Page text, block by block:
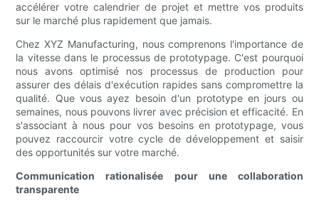
accélérer votre calendrier de projet et mettre vos produits
sur le marché plus rapidement que jamais.
Chez XYZ Manufacturing, nous comprenons l'importance de
la vitesse dans le processus de prototypage. C'est pourquoi
nous avons optimisé nos processus de production pour
assurer des délais d'exécution rapides sans compromettre la
qualité. Que vous ayez besoin d'un prototype en jours ou
semaines, nous pouvons livrer avec précision et efficacité. En
s'associant à nous pour vos besoins en prototypage, vous
pouvez raccourcir votre cycle de développement et saisir
des opportunités sur votre marché.
Communication rationalisée pour une collaboration
transparente